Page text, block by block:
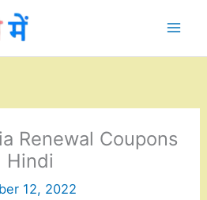
Renewal Coupons
Hindi
12, 2022